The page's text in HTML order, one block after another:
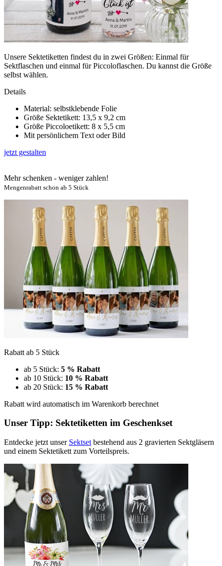
Unsere Sektetiketten findest du in zwei Größen: Einmal für
Sektflaschen und einmal für Piccoloflaschen. Du kannst die Größe
selbst wählen.
Details
Material: selbstklebende Folie
Größe Sektetikett: 13,5 x 9,2 cm
Größe Piccoloetikett: 8 x 5,5 cm
Mit persönlichem Text oder Bild
jetzt gestalten
Mehr schenken - weniger zahlen!
Mengenrabatt schon ab 5 Stück
Rabatt ab 5 Stück
ab 5 Stück: 5 % Rabatt
ab 10 Stück: 10 % Rabatt
ab 20 Stück: 15 % Rabatt
Rabatt wird automatisch im Warenkorb berechnet
Unser Tipp: Sektetiketten im Geschenkset
Entdecke jetzt unser Sektset bestehend aus 2 gravierten Sektgläsern
und einem Sektetikett zum Vorteilspreis.